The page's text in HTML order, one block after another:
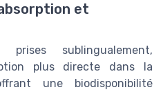
et
prises sublingualement,
plus directe dans la
une biodisponibilité